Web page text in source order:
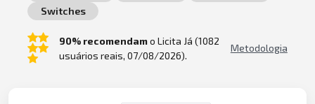
Switches
90% recomendamo Licita Já (1082
usuários reais, 07/08/2026).
Metodologia